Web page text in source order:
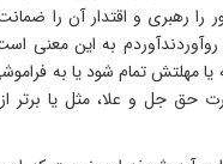
را رهبری و اقتدار آن را
به این معنی
مهلتش تمام شود یا به
حق جل و علا، مثل یا برتر